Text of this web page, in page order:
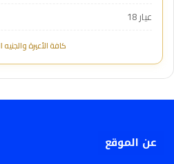
عيار 18
كافة الأعيرة
عن الموقع